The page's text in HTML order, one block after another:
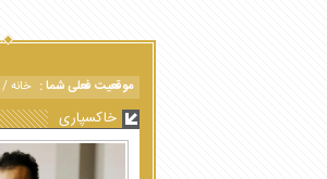
موقعیت فعلی شما : خانه/
خاکسپاری